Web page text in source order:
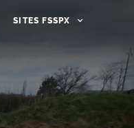
SITES FSSPX